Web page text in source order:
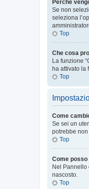
Perché
Se non
seleziona
Top
Che cosa
La funzione
ha attivato la
Top
Come
Se sei un
potrebbe
Top
Come
Nel Pannello
nascosto.
Top